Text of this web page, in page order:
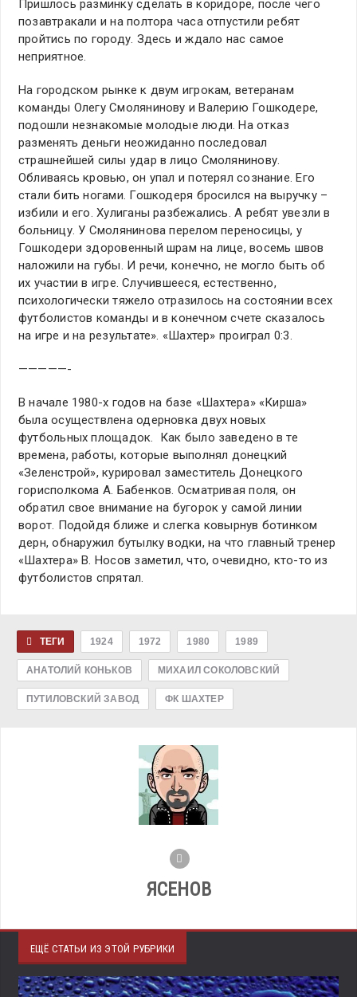
Пришлось разминку сделать в коридоре, после чего
позавтракали и на полтора часа отпустили ребят
пройтись по городу. Здесь и ждало нас самое
неприятное.
На городском рынке к двум игрокам, ветеранам
команды Олегу Смолянинову и Валерию Гошкодере,
подошли незнакомые молодые люди. На отказ
разменять деньги неожиданно последовал
страшнейшей силы удар в лицо Смолянинову.
Обливаясь кровью, он упал и потерял сознание. Его
стали бить ногами. Гошкодеря бросился на выручку –
избили и его. Хулиганы разбежались. А ребят увезли в
больницу. У Смолянинова перелом переносицы, у
Гошкодери здоровенный шрам на лице, восемь швов
наложили на губы. И речи, конечно, не могло быть об
их участии в игре. Случившееся, естественно,
психологически тяжело отразилось на состоянии всех
футболистов команды и в конечном счете сказалось
на игре и на результате». «Шахтер» проиграл 0:3.
—————-
В начале 1980-х годов на базе «Шахтера» «Кирша»
была осуществлена одерновка двух новых
футбольных площадок. Как было заведено в те
времена, работы, которые выполнял донецкий
«Зеленстрой», курировал заместитель Донецкого
горисполкома А. Бабенков. Осматривая поля, он
обратил свое внимание на бугорок у самой линии
ворот. Подойдя ближе и слегка ковырнув ботинком
дерн, обнаружил бутылку водки, на что главный тренер
«Шахтера» В. Носов заметил, что, очевидно, кто-то из
футболистов спрятал.
ТЕГИ 1924 1972 1980 1989
АНАТОЛИЙ КОНЬКОВ МИХАИЛ СОКОЛОВСКИЙ
ПУТИЛОВСКИЙ ЗАВОД ФК ШАХТЕР
ЯСЕНОВ
ЕЩЁ СТАТЬИ ИЗ ЭТОЙ РУБРИКИ